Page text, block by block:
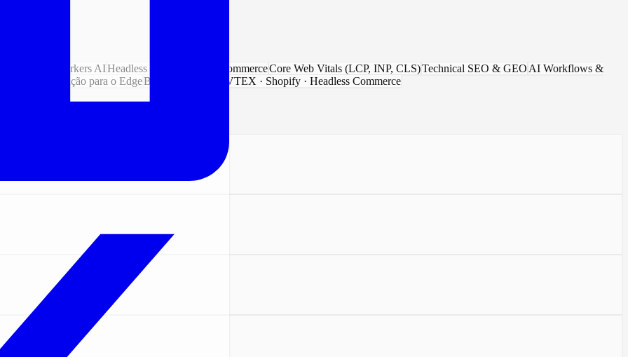
· Workers AIHeadless & Composable CommerceCore Web Vitals (LCP, INP, CLS)Technical SEO & GEO AI Workflows &
AWS · Migração para o EdgeB2C · B2B · B2E VTEX · Shopify · Headless Commerce